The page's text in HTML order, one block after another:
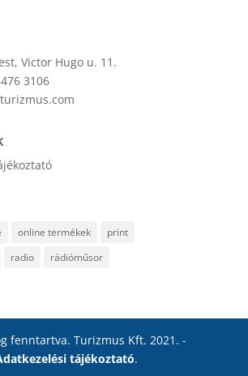
Victor Hugo u. 11.
3106
online termékek
print
radio rádióműsor
fenntartva. Turizmus Kft. 2021. -
tájékoztató.